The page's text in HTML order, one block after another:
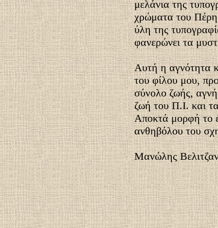
μελάνια της
χρώματα του
ύλη της
φανερώνει τα
Αυτή η αγνότητα
του φίλου μου,
σύνολο ζωής,
ζωή του Π.Ι. και
Αποκτά μορφή το
ανθηβόλου του
Μανώλης